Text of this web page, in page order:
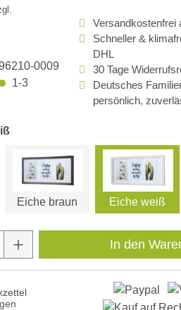
0009
1-3
Versandkostenfrei
Schneller &
DHL
30 Tage
Deutsches
persönlich,
Eiche braun Eiche weiß
Gib den In den